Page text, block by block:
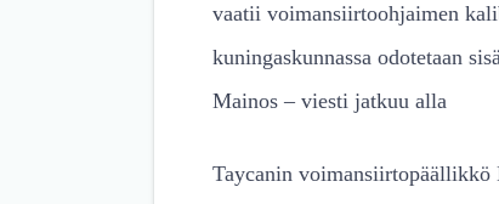
vaatii voimansiirtoohjaimen
kuningaskunnassa odotetaan
Mainos – viesti jatkuu alla
Taycanin voimansiirtopäällikkö